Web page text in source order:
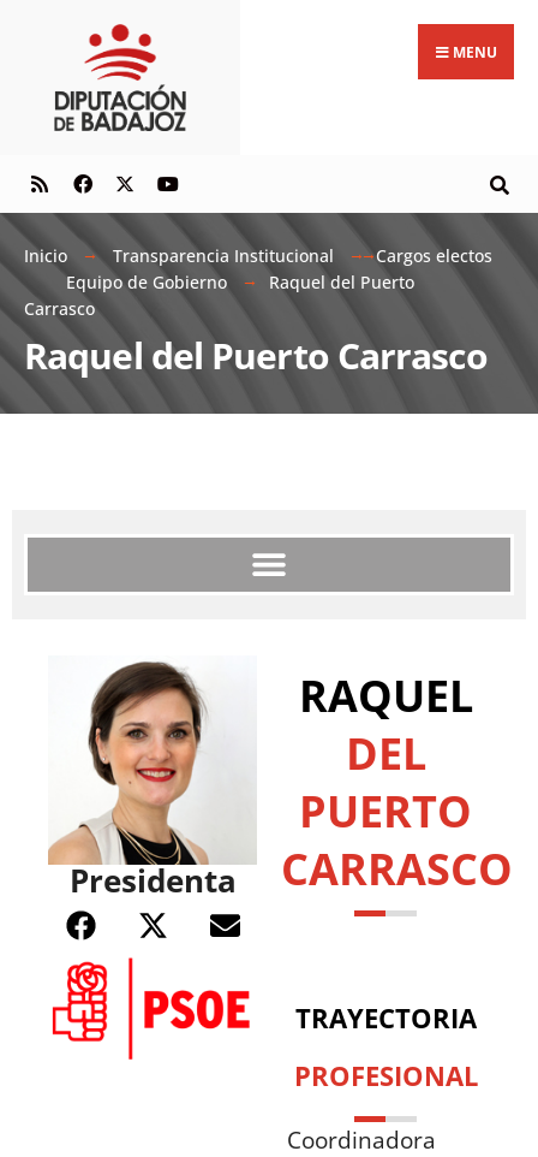
MENU
Inicio Transparencia Institucional
Cargos electos
Equipo de Gobierno
Raquel del Puerto
Carrasco
Raquel del Puerto Carrasco
Presidenta
RAQUEL
DEL
PUERTO
CARRASCO
TRAYECTORIA
PROFESIONAL
Coordinadora